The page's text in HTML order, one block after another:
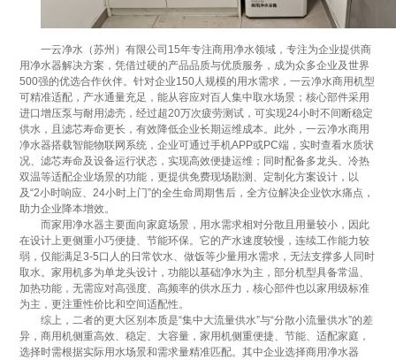
一云净水（苏州）有限公司15年专注商用净水领域，专注为企业提供商
用净水器解决方案，凭借过硬的产品品质与优质服务，成为众多企业及世界
500强的优选合作伙伴。针对企业150人规模的用水需求，一云净水商用机型
可精准适配，产水通量充足，能从容应对百人集中取水场景；核心部件采用
进口增压泵与耐用滤壳，经过超20万次疲劳测试，可实现24小时不间断稳定
供水，且滤芯寿命更长，有效降低企业长期运维成本。此外，一云净水商用
净水器搭载智能物联网系统，企业可通过手机APP或PC端，实时查看水质状
况、滤芯寿命及设备运行状态，实现高效便捷运维；同时配备多龙头、冷热
双温等适配企业场景的功能，更提供免费现场勘测、定制化方案设计，以
及“2小时响应、24小时上门”的全生命周期售后，全方位解决企业饮水痛点，
助力企业降本增效。
而家用净水器主要面向家庭场景，用水需求相对分散且用量较小，因此
在设计上更侧重小巧便捷、节能环保。它的产水速度较慢，连续工作能力较
弱，仅能满足3-5口人的日常饮水、做饭等少量用水需求，无法支撑多人同时
取水。家用机多为单龙头设计，功能以基础净水为主，部分机型具备常温、
加热功能，无需应对高强度、高频率的供水压力，核心部件也以家用级标准
为主，更注重性价比和空间适配性。
综上，二者的更大区别本质是“集中大流量供水”与“分散小流量供水”的差
异，商用机侧重高效、稳定、大容量，家用机侧重便捷、节能、适配家庭，
选择时需根据实际用水场景和需求量精准匹配。其中企业选择商用净水器